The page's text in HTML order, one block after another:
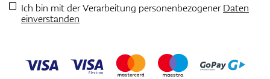
Ich bin mit der Verarbeitung personenbezogenerDaten
einverstanden